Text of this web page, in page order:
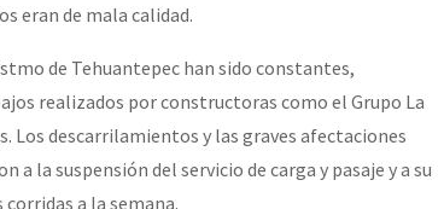
eran de mala calidad.
de Tehuantepec han sido constantes,
realizados por constructoras como el Grupo La
Los descarrilamientos y las graves afectaciones
a la suspensión del servicio de carga y pasaje y a su
a la semana.